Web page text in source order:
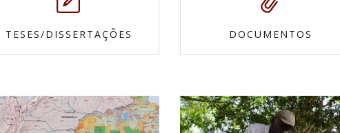
TESES/DISSERTAÇÕES DOCUMENTOS